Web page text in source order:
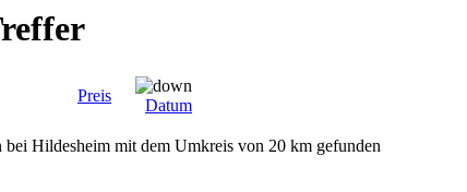
Preis
Datum
Hildesheim mit dem Umkreis von 20 km gefunden